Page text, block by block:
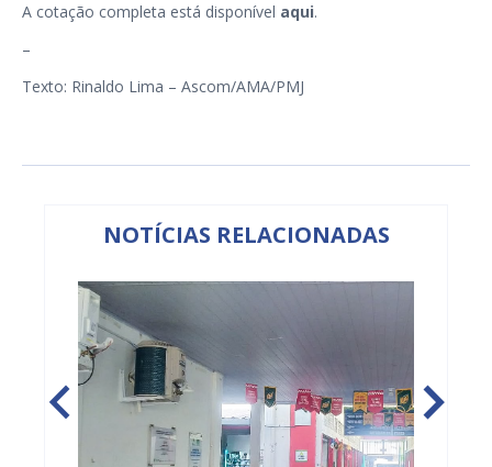
A cotação completa está disponível aqui.
–
Texto: Rinaldo Lima – Ascom/AMA/PMJ
NOTÍCIAS RELACIONADAS